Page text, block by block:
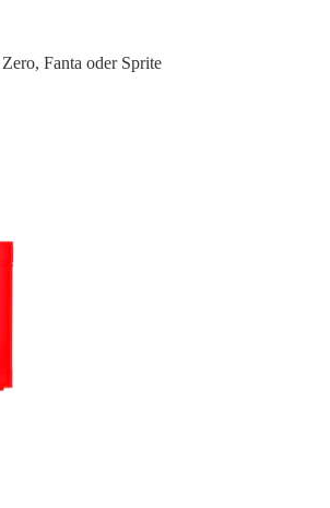
Fanta oder Sprite